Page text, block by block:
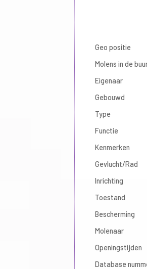
Geo positie
Molens in de
Eigenaar
Gebouwd
Type
Functie
Kenmerken
Gevlucht/Rad
Inrichting
Toestand
Bescherming
Molenaar
Openingstijden
Database